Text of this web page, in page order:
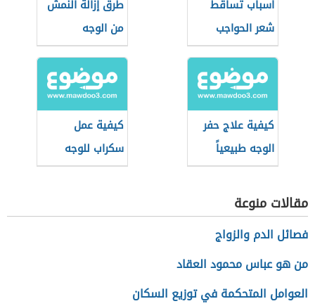
أسباب تساقط
شعر الحواجب
طرق إزالة النمش
من الوجه
كيفية علاج حفر
الوجه طبيعياً
كيفية عمل
سكراب للوجه
مقالات منوعة
فصائل الدم والزواج
من هو عباس محمود العقاد
العوامل المتحكمة في توزيع السكان